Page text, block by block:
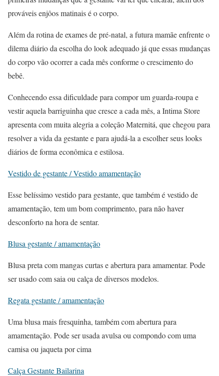
prováveis enjôos matinais é o corpo.
Além da rotina de exames de pré-natal, a futura mamãe enfrente o
dilema diário da escolha do look adequado já que essas mudanças
do corpo vão ocorrer a cada mês conforme o crescimento do
bebê.
Conhecendo essa dificuldade para compor um guarda-roupa e
vestir aquela barriguinha que cresce a cada mês, a Intima Store
apresenta com muita alegria a coleção Maternitá, que chegou para
resolver a vida da gestante e para ajudá-la a escolher seus looks
diários de forma econômica e estilosa.
Vestido de gestante / Vestido amamentação
Esse belíssimo vestido para gestante, que também é vestido de
amamentação, tem um bom comprimento, para não haver
desconforto na hora de sentar.
Blusa gestante / amamentação
Blusa preta com mangas curtas e abertura para amamentar. Pode
ser usado com saia ou calça de diversos modelos.
Regata gestante / amamentação
Uma blusa mais fresquinha, também com abertura para
amamentação. Pode ser usada avulsa ou compondo com uma
camisa ou jaqueta por cima
Calça Gestante Bailarina